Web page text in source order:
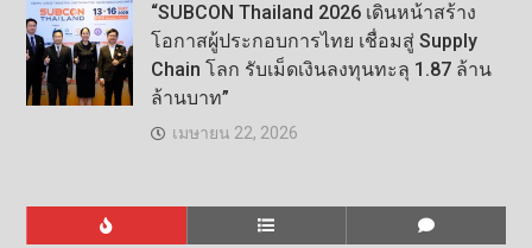
“SUBCON Thailand 2026 เดินหน้าสร้าง
โอกาสผู้ประกอบการไทย เชื่อมสู่ Supply
Chain โลก รับเม็ดเงินลงทุนทะลุ 1.87 ล้าน
ล้านบาท”
เมษายน 22, 2026